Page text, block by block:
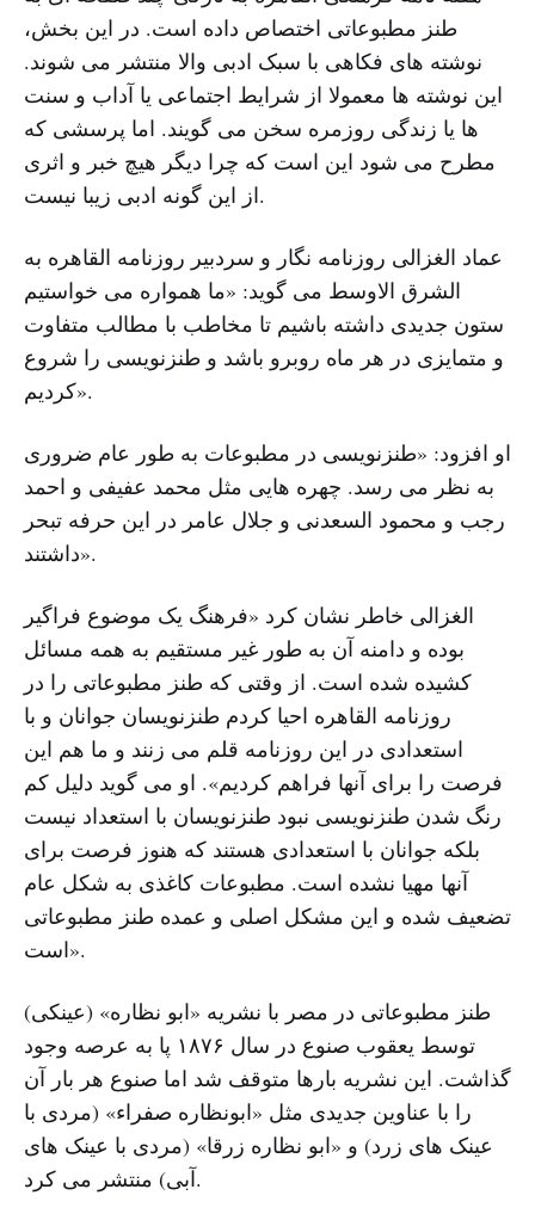
طنز مطبوعاتی اختصاص داده است. در این بخش،
نوشته های فکاهی با سبک ادبی والا منتشر می شوند.
این نوشته ها معمولا از شرایط اجتماعی یا آداب و سنت
ها یا زندگی روزمره سخن می گویند. اما پرسشی که
مطرح می شود این است که چرا دیگر هیچ خبر و اثری
از این گونه ادبی زیبا نیست.
عماد الغزالی روزنامه نگار و سردبیر روزنامه القاهره به
الشرق الاوسط می گوید: «ما همواره می خواستیم
ستون جدیدی داشته باشیم تا مخاطب با مطالب متفاوت
و متمایزی در هر ماه روبرو باشد و طنزنویسی را شروع
کردیم».
او افزود‌: «طنزنویسی در مطبوعات به طور عام ضروری
به نظر می رسد. چهره هایی مثل محمد عفیفی و احمد
رجب و محمود السعدنی و جلال عامر در این حرفه تبحر
داشتند».
الغزالی خاطر نشان کرد «فرهنگ یک موضوع فراگیر
بوده و دامنه آن به طور غیر مستقیم به همه مسائل
کشیده شده است. از وقتی که طنز مطبوعاتی را در
روزنامه القاهره احیا کردم طنزنویسان جوانان و با
استعدادی در این روزنامه قلم می زنند و ما هم این
فرصت را برای آنها فراهم کردیم». او می گوید دلیل کم
رنگ شدن طنزنویسی نبود طنزنویسان با استعداد نیست
بلکه جوانان با استعدادی هستند که هنوز فرصت برای
آنها مهیا نشده است. مطبوعات کاغذی به شکل عام
تضعیف شده و این مشکل اصلی و عمده طنز مطبوعاتی
است».
طنز مطبوعاتی در مصر با نشریه «ابو نظاره» (عینکی)
توسط یعقوب صنوع در سال ۱۸۷۶ پا به عرصه وجود
گذاشت. این نشریه بارها متوقف شد اما صنوع هر بار آن
را با عناوین جدیدی مثل «ابونظاره صفراء» (مردی با
عینک های زرد) و «ابو نظاره زرقا» (مردی با عینک های
آبی) منتشر می کرد.